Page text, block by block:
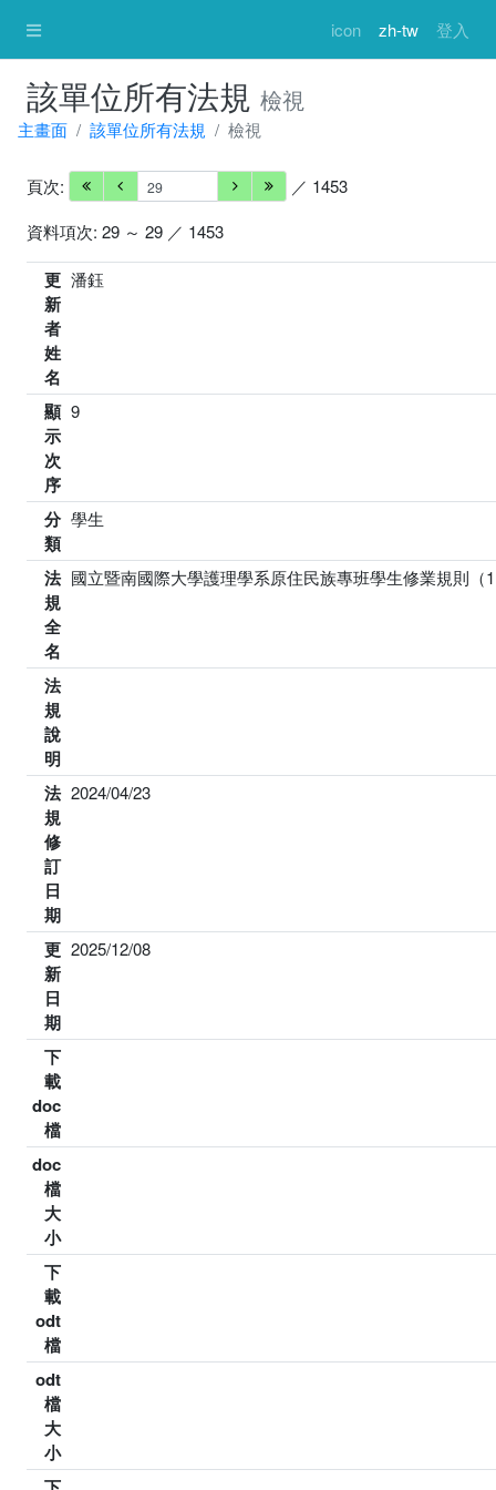
icon zh-tw 登入
該單位所有法規 檢視
主畫面 該單位所有法規 檢視
頁次:
／ 1453
資料項次: 29 ～ 29 ／ 1453
更
新
者
姓
名
潘鈺
顯
示
次
序
9
分
類
學生
法
規
全
名
國立暨南國際大學護理學系原住民族專班學生修業規則（
法
規
說
明
法
規
修
訂
日
期
2024/04/23
更
新
日
期
2025/12/08
下
載
doc
檔
doc
檔
大
小
下
載
odt
檔
odt
檔
大
小